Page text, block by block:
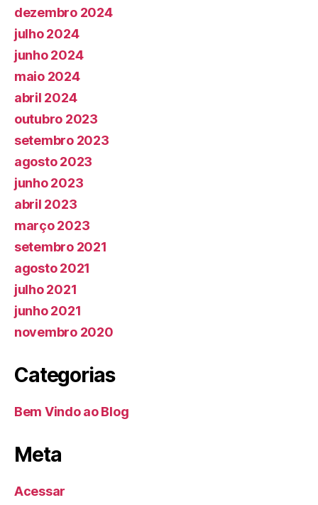
dezembro 2024
julho 2024
junho 2024
maio 2024
abril 2024
outubro 2023
setembro 2023
agosto 2023
junho 2023
abril 2023
março 2023
setembro 2021
agosto 2021
julho 2021
junho 2021
novembro 2020
Categorias
Bem Vindo ao Blog
Meta
Acessar